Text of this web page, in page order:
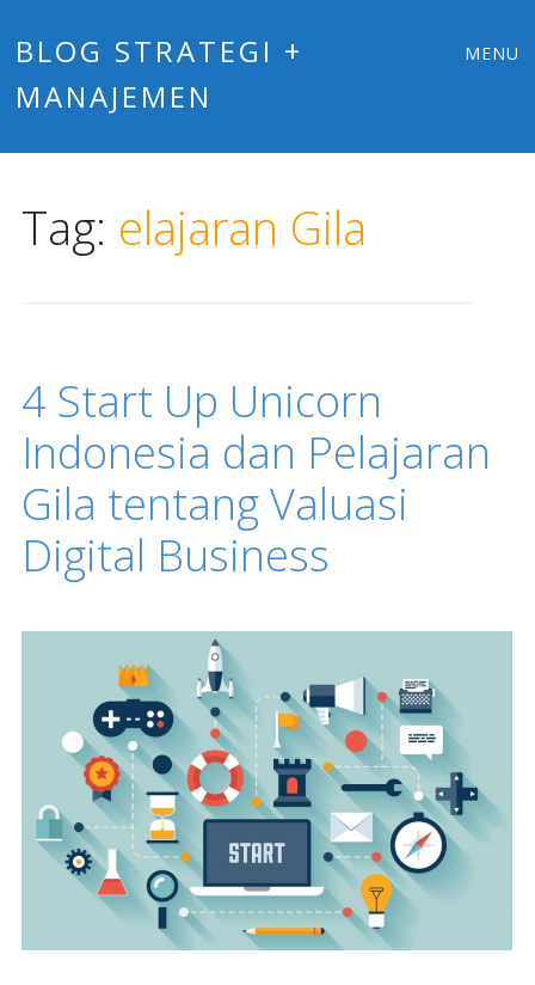
BLOG STRATEGI +
MANAJEMEN
MENU
Tag: elajaran Gila
4 Start Up Unicorn
Indonesia dan Pelajaran
Gila tentang Valuasi
Digital Business